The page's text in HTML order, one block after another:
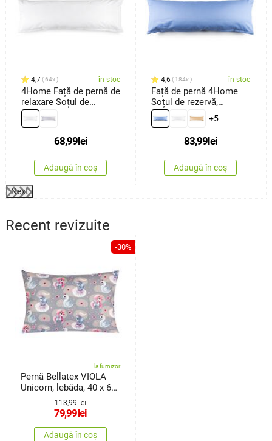
4,7 64x în stoc
4Home Față de pernă de
relaxare Soțul de
rezervă albă, 45 x 120
cm
68,99 lei
Adaugă în coș
4,6 184x în stoc
Față de pernă 4Home
Soțul de rezervă,
albastru, 50 x 150 cm
+5
83,99 lei
Adaugă în coș
Next
Recent revizuite
-30%
la furnizor
Pernă Bellatex VIOLA
Unicorn, lebăda, 40 x 60
113,99 lei
79,99lei
Adaugă în coș